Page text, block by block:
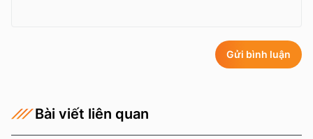
Gửi bình luận
Bài viết liên quan